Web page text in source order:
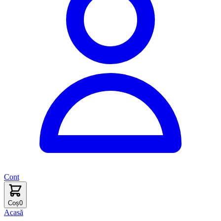
Cont
Coș0
Acasă